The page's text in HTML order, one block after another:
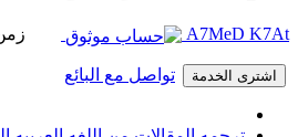
A7MeD K7At
اشترى الخدمة تواصل مع البائع